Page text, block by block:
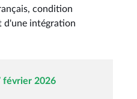
condition
d'une intégration
février 2026